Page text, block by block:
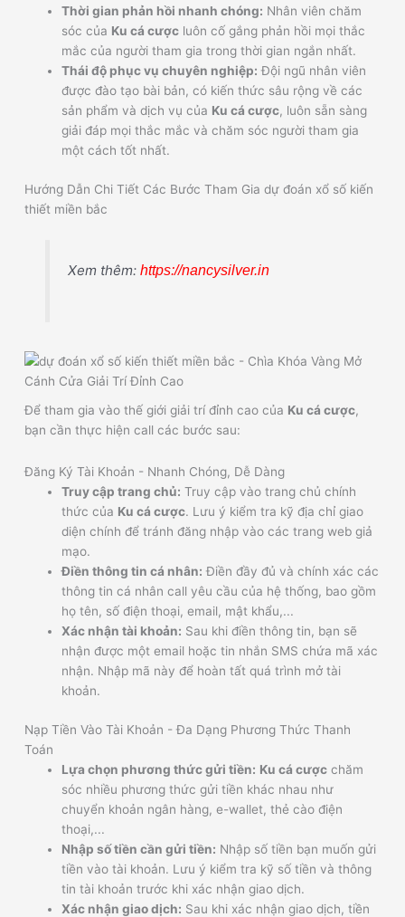
Thời gian phản hồi nhanh chóng: Nhân viên chăm
sóc của Ku cá cược luôn cố gắng phản hồi mọi thắc
mắc của người tham gia trong thời gian ngắn nhất.
Thái độ phục vụ chuyên nghiệp: Đội ngũ nhân viên
được đào tạo bài bản, có kiến thức sâu rộng về các
sản phẩm và dịch vụ của Ku cá cược, luôn sẵn sàng
giải đáp mọi thắc mắc và chăm sóc người tham gia
một cách tốt nhất.
Hướng Dẫn Chi Tiết Các Bước Tham Gia dự đoán xổ số kiến
thiết miền bắc
Xem thêm: https://nancysilver.in
Để tham gia vào thế giới giải trí đỉnh cao của Ku cá cược,
bạn cần thực hiện call các bước sau:
Đăng Ký Tài Khoản - Nhanh Chóng, Dễ Dàng
Truy cập trang chủ: Truy cập vào trang chủ chính
thức của Ku cá cược. Lưu ý kiểm tra kỹ địa chỉ giao
diện chính để tránh đăng nhập vào các trang web giả
mạo.
Điền thông tin cá nhân: Điền đầy đủ và chính xác các
thông tin cá nhân call yêu cầu của hệ thống, bao gồm
họ tên, số điện thoại, email, mật khẩu,...
Xác nhận tài khoản: Sau khi điền thông tin, bạn sẽ
nhận được một email hoặc tin nhắn SMS chứa mã xác
nhận. Nhập mã này để hoàn tất quá trình mở tài
khoản.
Nạp Tiền Vào Tài Khoản - Đa Dạng Phương Thức Thanh
Toán
Lựa chọn phương thức gửi tiền: Ku cá cược chăm
sóc nhiều phương thức gửi tiền khác nhau như
chuyển khoản ngân hàng, e-wallet, thẻ cào điện
thoại,...
Nhập số tiền cần gửi tiền: Nhập số tiền bạn muốn gửi
tiền vào tài khoản. Lưu ý kiểm tra kỹ số tiền và thông
tin tài khoản trước khi xác nhận giao dịch.
Xác nhận giao dịch: Sau khi xác nhận giao dịch, tiền